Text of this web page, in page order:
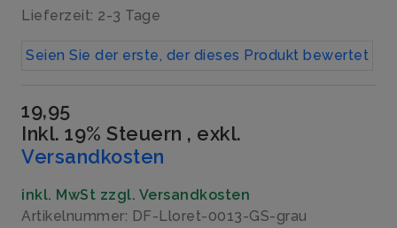
Lieferzeit: 2-3 Tage
Seien Sie der erste, der dieses Produkt bewertet
19,95
Inkl. 19% Steuern , exkl.
Versandkosten
inkl. MwSt zzgl. Versandkosten
Artikelnummer: DF-Lloret-0013-GS-grau